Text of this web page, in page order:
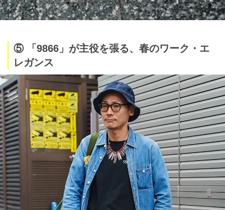
⑤ 「9866」が主役を張る、春のワーク・エ
レガンス